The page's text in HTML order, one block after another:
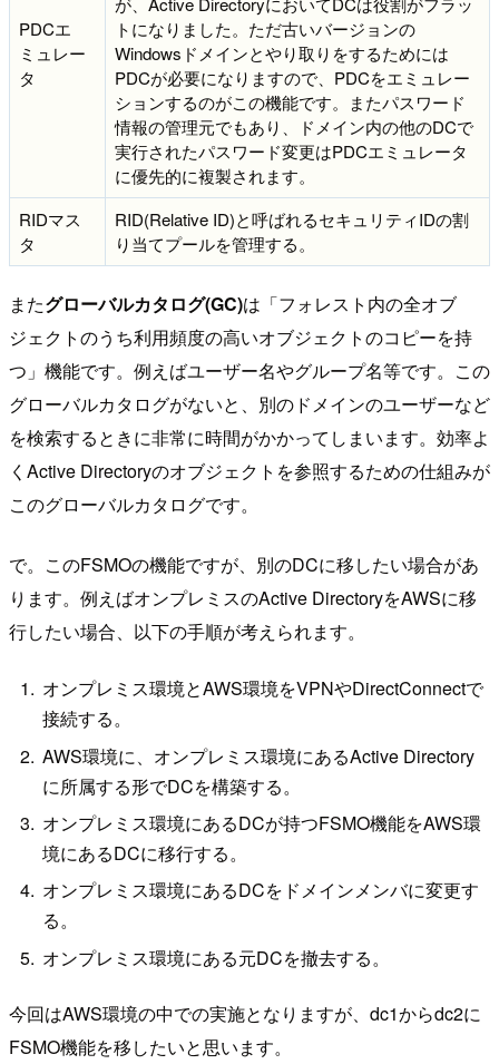
PDCエ
ミュレー
タ
トになりました。ただ古いバージョンの
Windowsドメインとやり取りをするためには
PDCが必要になりますので、PDCをエミュレー
ションするのがこの機能です。またパスワード
情報の管理元でもあり、ドメイン内の他のDCで
実行されたパスワード変更はPDCエミュレータ
に優先的に複製されます。
RIDマス
タ
RID(Relative ID)と呼ばれるセキュリティIDの割
り当てプールを管理する。
またグローバルカタログ(GC)は「フォレスト内の全オブ
ジェクトのうち利用頻度の高いオブジェクトのコピーを持
つ」機能です。例えばユーザー名やグループ名等です。この
グローバルカタログがないと、別のドメインのユーザーなど
を検索するときに非常に時間がかかってしまいます。効率よ
くActive Directoryのオブジェクトを参照するための仕組みが
このグローバルカタログです。
で。このFSMOの機能ですが、別のDCに移したい場合があ
ります。例えばオンプレミスのActive DirectoryをAWSに移
行したい場合、以下の手順が考えられます。
オンプレミス環境とAWS環境をVPNやDirectConnectで
接続する。
AWS環境に、オンプレミス環境にあるActive Directory
に所属する形でDCを構築する。
オンプレミス環境にあるDCが持つFSMO機能をAWS環
境にあるDCに移行する。
オンプレミス環境にあるDCをドメインメンバに変更す
る。
オンプレミス環境にある元DCを撤去する。
今回はAWS環境の中での実施となりますが、dc1からdc2に
FSMO機能を移したいと思います。